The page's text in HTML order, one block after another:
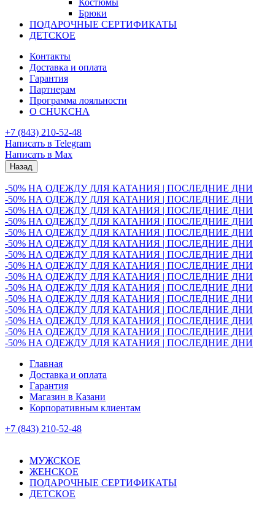
Костюмы
Брюки
ПОДАРОЧНЫЕ СЕРТИФИКАТЫ
ДЕТСКОЕ
Контакты
Доставка и оплата
Гарантия
Партнерам
Программа лояльности
О CHUKCHA
+7 (843) 210-52-48
Написать в Telegram
Написать в Max
Назад
-50% НА ОДЕЖДУ ДЛЯ КАТАНИЯ | ПОСЛЕДНИЕ ДНИ
-50% НА ОДЕЖДУ ДЛЯ КАТАНИЯ | ПОСЛЕДНИЕ ДНИ
-50% НА ОДЕЖДУ ДЛЯ КАТАНИЯ | ПОСЛЕДНИЕ ДНИ
-50% НА ОДЕЖДУ ДЛЯ КАТАНИЯ | ПОСЛЕДНИЕ ДНИ
-50% НА ОДЕЖДУ ДЛЯ КАТАНИЯ | ПОСЛЕДНИЕ ДНИ
-50% НА ОДЕЖДУ ДЛЯ КАТАНИЯ | ПОСЛЕДНИЕ ДНИ
-50% НА ОДЕЖДУ ДЛЯ КАТАНИЯ | ПОСЛЕДНИЕ ДНИ
-50% НА ОДЕЖДУ ДЛЯ КАТАНИЯ | ПОСЛЕДНИЕ ДНИ
-50% НА ОДЕЖДУ ДЛЯ КАТАНИЯ | ПОСЛЕДНИЕ ДНИ
-50% НА ОДЕЖДУ ДЛЯ КАТАНИЯ | ПОСЛЕДНИЕ ДНИ
-50% НА ОДЕЖДУ ДЛЯ КАТАНИЯ | ПОСЛЕДНИЕ ДНИ
-50% НА ОДЕЖДУ ДЛЯ КАТАНИЯ | ПОСЛЕДНИЕ ДНИ
-50% НА ОДЕЖДУ ДЛЯ КАТАНИЯ | ПОСЛЕДНИЕ ДНИ
-50% НА ОДЕЖДУ ДЛЯ КАТАНИЯ | ПОСЛЕДНИЕ ДНИ
-50% НА ОДЕЖДУ ДЛЯ КАТАНИЯ | ПОСЛЕДНИЕ ДНИ
Главная
Доставка и оплата
Гарантия
Магазин в Казани
Корпоративным клиентам
+7 (843) 210-52-48
МУЖСКОЕ
ЖЕНСКОЕ
ПОДАРОЧНЫЕ СЕРТИФИКАТЫ
ДЕТСКОЕ